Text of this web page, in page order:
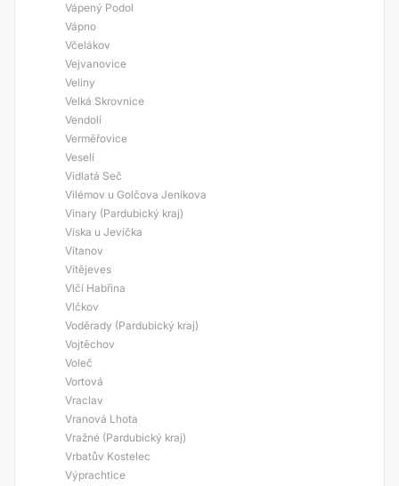
Vápený Podol
Vápno
Včelákov
Vejvanovice
Veliny
Velká Skrovnice
Vendolí
Verměřovice
Veselí
Vidlatá Seč
Vilémov u Golčova Jeníkova
Vinary (Pardubický kraj)
Víska u Jevíčka
Vítanov
Vítějeves
Vlčí Habřina
Vlčkov
Voděrady (Pardubický kraj)
Vojtěchov
Voleč
Vortová
Vraclav
Vranová Lhota
Vražné (Pardubický kraj)
Vrbatův Kostelec
Výprachtice